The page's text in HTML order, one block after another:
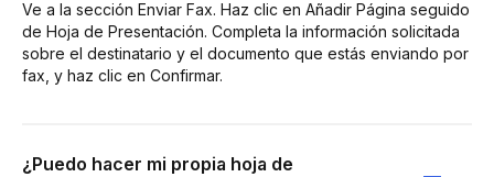
Ve a la sección Enviar Fax. Haz clic en Añadir Página seguido
de Hoja de Presentación. Completa la información solicitada
sobre el destinatario y el documento que estás enviando por
fax, y haz clic en Confirmar.
¿Puedo hacer mi propia hoja de